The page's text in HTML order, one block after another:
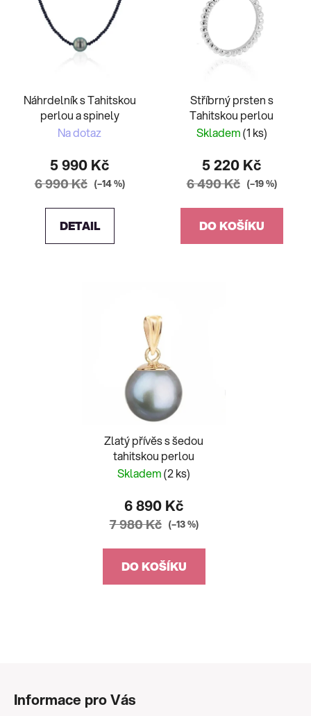
Náhrdelník s Tahitskou
perlou a spinely
Na dotaz
5 990 Kč
6 990 Kč (–14 %)
DETAIL
Stříbrný prsten s
Tahitskou perlou
Skladem(1 ks)
5 220 Kč
6 490 Kč (–19 %)
DO KOŠÍKU
Zlatý přívěs s šedou
tahitskou perlou
Skladem(2 ks)
6 890 Kč
7 980 Kč (–13 %)
DO KOŠÍKU
Informace pro Vás